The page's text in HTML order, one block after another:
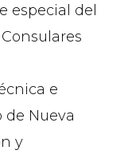
especial del
e
de Nueva
y